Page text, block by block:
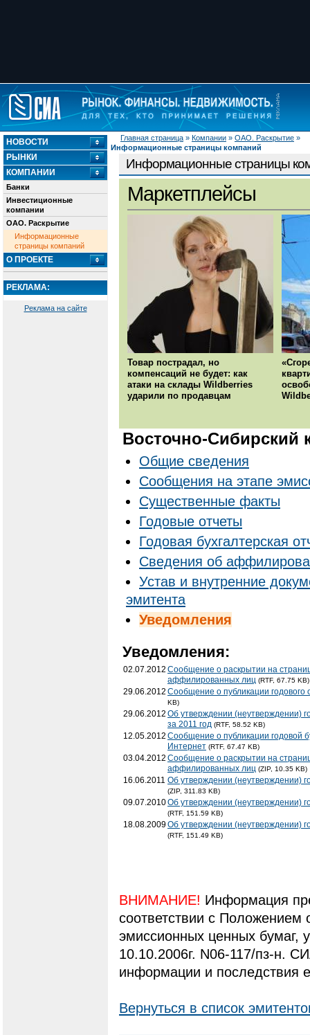
Главная страница » Компании » ОАО. Раскрытие »
Информационные страницы компаний
НОВОСТИ
РЫНКИ
КОМПАНИИ
Банки
Инвестиционные
компании
ОАО. Раскрытие
Информационные
страницы компаний
О ПРОЕКТЕ
РЕКЛАМА:
Реклама на сайте
Информационные страницы
Маркетплейсы
Товар пострадал, но
компенсаций не будет: как
атаки на склады Wildberries
ударили по продавцам
Восточно-Сибирский
Общие сведения
Сообщения на этапе
Существенные факты
Годовые отчеты
Годовая бухгалтерская
Cведения об
Устав и внутренние
эмитента
Уведомления
Уведомления:
02.07.2012 Сообщение о раскрытии на
аффилированных лиц (RTF, 67.75 KB)
29.06.2012 Сообщение о публикации годового
KB)
29.06.2012 Об утверждении (неутверждении)
за 2011 год (RTF, 58.52 KB)
12.05.2012 Сообщение о публикации годовой
Интернет (RTF, 67.47 KB)
03.04.2012 Сообщение о раскрытии на
аффилированных лиц (ZIP, 10.35 KB)
16.06.2011 Об утверждении (неутверждении)
(ZIP, 311.83 KB)
09.07.2010Об утверждении (неутверждении)
(RTF, 151.59 KB)
18.08.2009Об утверждении (неутверждении)
(RTF, 151.49 KB)
ВНИМАНИЕ! Информация
соответствии с
эмиссионных ценных
10.10.2006г. N06-117/пз-н.
информации и последствия
Вернуться в список